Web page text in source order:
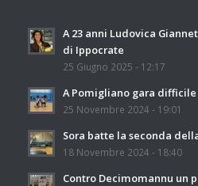
A 23 anni Ludovica
di Ippocrate
25 Giugno 2025 - 12:17
A Pomigliano gara difficile
25 Novembre 2024 - 19:01
Sora batte la seconda
18 Novembre 2024 - 18:40
Contro Decimomannu un